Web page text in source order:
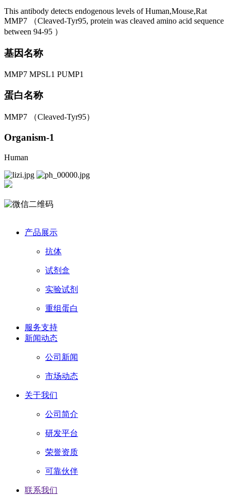
This antibody detects endogenous levels of Human,Mouse,Rat
MMP7 （Cleaved-Tyr95, protein was cleaved amino acid sequence
between 94-95 ）
基因名称
MMP7 MPSL1 PUMP1
蛋白名称
MMP7 （Cleaved-Tyr95）
Organism-1
Human
产品展示
抗体
试剂盒
实验试剂
重组蛋白
服务支持
新闻动态
公司新闻
市场动态
关于我们
公司简介
研发平台
荣誉资质
可靠伙伴
联系我们